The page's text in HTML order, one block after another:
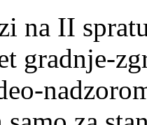
na II
gradnje-